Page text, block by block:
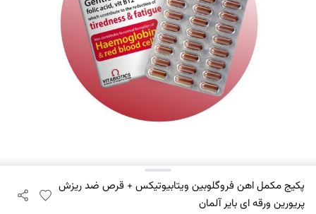
پکیج مکمل اهن فروگلوبین ویتابیوتیکس + قرص ضد ریزش
پریورین ورقه ای بایر آلمان